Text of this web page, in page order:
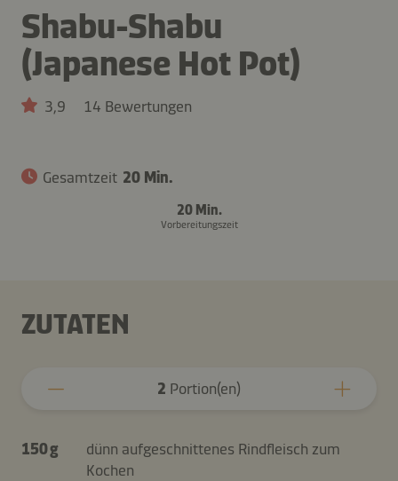
Shabu-Shabu
(Japanese Hot Pot)
3,9 14 Bewertungen
Gesamtzeit 20 Min.
20 Min.
Vorbereitungszeit
ZUTATEN
2 Portion(en)
150 g
dünn aufgeschnittenes Rindfleisch zum
Kochen